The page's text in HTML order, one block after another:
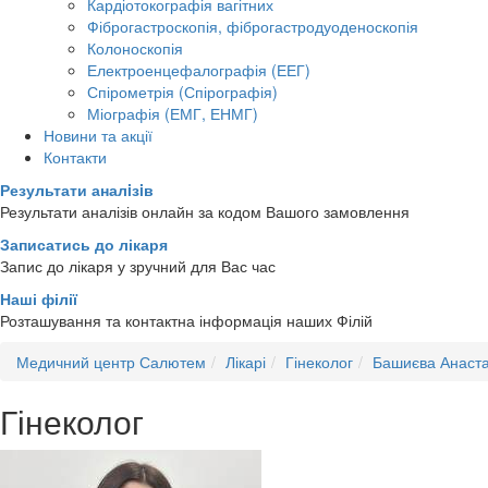
Фіброгастроскопія, фіброгастродуоденоскопія
Колоноскопія
Електроенцефалографія (ЕЕГ)
Спірометрія (Спірографія)
Міографія (ЕМГ, ЕНМГ)
Новини та акції
Контакти
Результати аналiзiв
Результати аналізів онлайн за кодом Вашого замовлення
Записатись до лікаря
Запис до лікаря у зручний для Вас час
Наші філії
Розташування та контактна інформація наших Філій
Медичний центр Салютем
Лікарі Гінеколог Башиєва
Гінеколог